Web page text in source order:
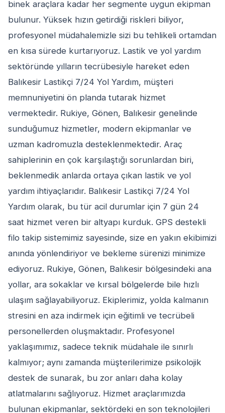
binek araçlara kadar her segmente uygun ekipman
bulunur. Yüksek hızın getirdiği riskleri biliyor,
profesyonel müdahalemizle sizi bu tehlikeli ortamdan
en kısa sürede kurtarıyoruz. Lastik ve yol yardım
sektöründe yılların tecrübesiyle hareket eden
Balıkesir Lastikçi 7/24 Yol Yardım, müşteri
memnuniyetini ön planda tutarak hizmet
vermektedir. Rukiye, Gönen, Balıkesir genelinde
sunduğumuz hizmetler, modern ekipmanlar ve
uzman kadromuzla desteklenmektedir. Araç
sahiplerinin en çok karşılaştığı sorunlardan biri,
beklenmedik anlarda ortaya çıkan lastik ve yol
yardım ihtiyaçlarıdır. Balıkesir Lastikçi 7/24 Yol
Yardım olarak, bu tür acil durumlar için 7 gün 24
saat hizmet veren bir altyapı kurduk. GPS destekli
filo takip sistemimiz sayesinde, size en yakın ekibimizi
anında yönlendiriyor ve bekleme sürenizi minimize
ediyoruz. Rukiye, Gönen, Balıkesir bölgesindeki ana
yollar, ara sokaklar ve kırsal bölgelerde bile hızlı
ulaşım sağlayabiliyoruz. Ekiplerimiz, yolda kalmanın
stresini en aza indirmek için eğitimli ve tecrübeli
personellerden oluşmaktadır. Profesyonel
yaklaşımımız, sadece teknik müdahale ile sınırlı
kalmıyor; aynı zamanda müşterilerimize psikolojik
destek de sunarak, bu zor anları daha kolay
atlatmalarını sağlıyoruz. Hizmet araçlarımızda
bulunan ekipmanlar, sektördeki en son teknolojileri